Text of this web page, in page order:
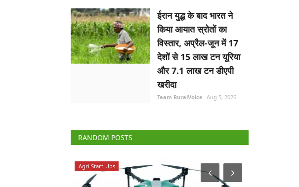
ईरान युद्ध के बाद भारत ने
किया आयात स्रोतों का
विस्तार, अप्रैल-जून में 17
देशों से 15 लाख टन यूरिया
और 7.1 लाख टन डीएपी
खरीदा
Team RuralVoice Aug 5, 2026
RANDOM POSTS
Agri Start-Ups